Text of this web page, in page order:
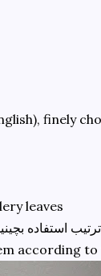
finely
leaves
استفاده
according to